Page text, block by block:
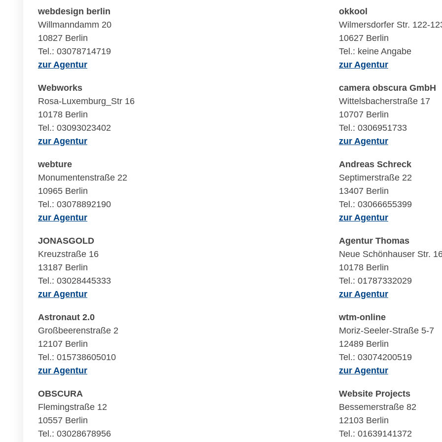
webdesign berlin
Willmanndamm 20
10827 Berlin
Tel.: 03078714719
zur Agentur
okkool
Wilmersdorfer Str. 122-
10627 Berlin
Tel.: keine Angabe
zur Agentur
Webworks
Rosa-Luxemburg_Str 16
10178 Berlin
Tel.: 03093023402
zur Agentur
camera obscura GmbH
Wittelsbacherstraße 17
10707 Berlin
Tel.: 0306951733
zur Agentur
webture
Monumentenstraße 22
10965 Berlin
Tel.: 03078892190
zur Agentur
Andreas Schreck
Septimerstraße 22
13407 Berlin
Tel.: 03066655399
zur Agentur
JONASGOLD
Kreuzstraße 16
13187 Berlin
Tel.: 03028445333
zur Agentur
Agentur Thomas
Neue Schönhauser Str.
10178 Berlin
Tel.: 01787332029
zur Agentur
Astronaut 2.0
Großbeerenstraße 2
12107 Berlin
Tel.: 015738605010
zur Agentur
wtm-online
Moriz-Seeler-Straße 5-7
12489 Berlin
Tel.: 03074200519
zur Agentur
OBSCURA
Flemingstraße 12
10557 Berlin
Tel.: 03028678956
Website Projects
Bessemerstraße 82
12103 Berlin
Tel.: 01639141372